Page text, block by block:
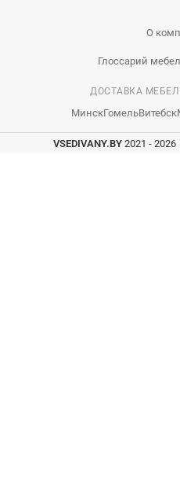
О
Глоссарий
ДОСТАВКА
МинскГомельВитебск
VSEDIVANY.BY 2021 - 2026